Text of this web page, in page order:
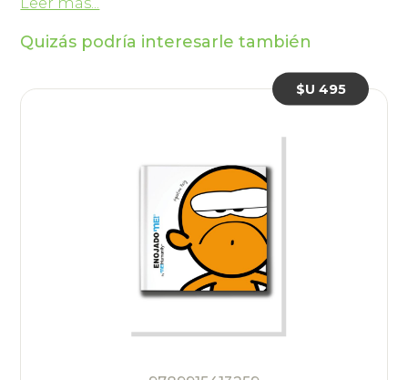
Quizás podría interesarle también
$U 495